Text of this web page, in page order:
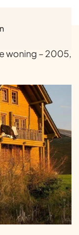
woning – 2005,